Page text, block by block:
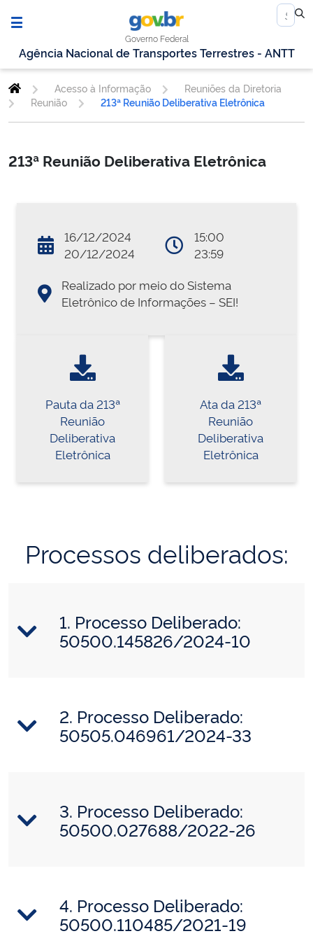
Governo Federal
Agência Nacional de Transportes Terrestres - ANTT
Acesso à Informação
Reuniões da Diretoria
Reunião
213ª Reunião Deliberativa Eletrônica
213ª Reunião Deliberativa Eletrônica
16/12/2024
20/12/2024
15:00
23:59
Realizado por meio do Sistema
Eletrônico de Informações – SEI!
Pauta da 213ª
Reunião
Deliberativa
Eletrônica
Ata da 213ª
Reunião
Deliberativa
Eletrônica
Processos deliberados:
1. Processo Deliberado:
50500.145826/2024-10
2. Processo Deliberado:
50505.046961/2024-33
3. Processo Deliberado:
50500.027688/2022-26
4. Processo Deliberado:
50500.110485/2021-19